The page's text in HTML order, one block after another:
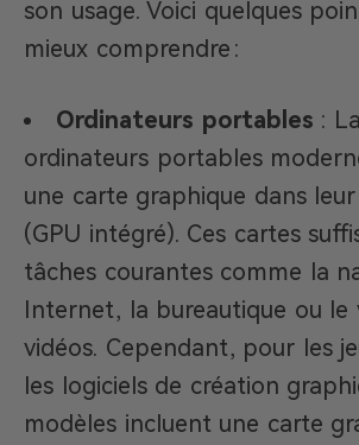
son usage. Voici quelques
mieux comprendre :
Ordinateurs portables :
ordinateurs portables
une carte graphique dans
(GPU intégré). Ces cartes
tâches courantes comme la
Internet, la bureautique ou le
vidéos. Cependant, pour les
les logiciels de création
modèles incluent une carte